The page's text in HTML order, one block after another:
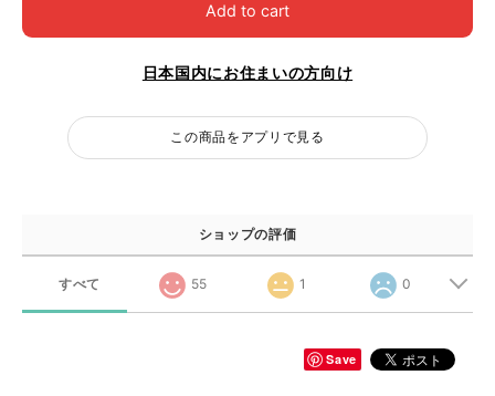
Add to cart
日本国内にお住まいの方向け
この商品をアプリで見る
ショップの評価
すべて 55 1 0
Save